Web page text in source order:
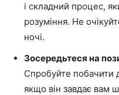
і складний процес,
розуміння. Не
ночі.
Зосередьтеся на
Спробуйте побачити
якщо він завдає вам